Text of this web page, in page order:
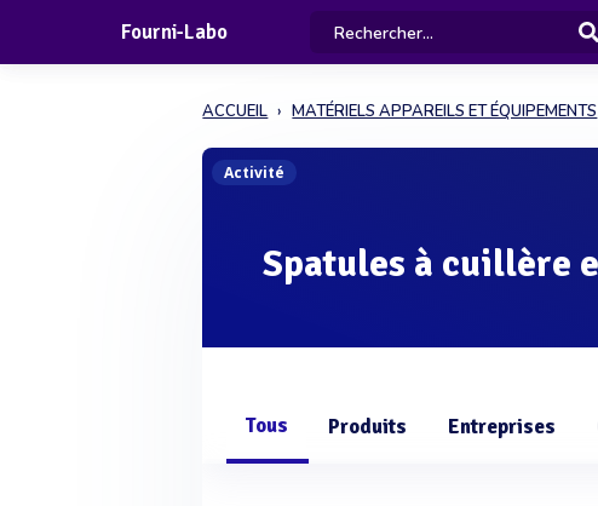
Fourni-Labo
ACCUEIL MATÉRIELS APPAREILS ET ÉQUIPEMENTS
Activité
Spatules à cuillère
Tous Produits Entreprises